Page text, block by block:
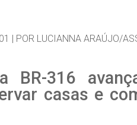
| POR LUCIANNA ARAÚJO/
BR-316
casas e